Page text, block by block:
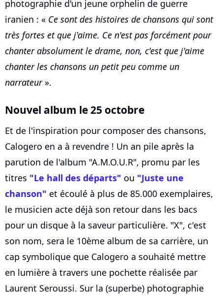
photographie d'un jeune orphelin de guerre
iranien : « Ce sont des histoires de chansons qui sont
très fortes et que j'aime. Ce n'est pas forcément pour
chanter absolument le drame, non, c'est que j'aime
chanter les chansons un petit peu comme un
narrateur».
Nouvel album le 25 octobre
Et de l'inspiration pour composer des chansons,
Calogero en a à revendre ! Un an pile après la
parution de l'album "A.M.O.U.R", promu par les
titres "Le hall des départs" ou "Juste une
chanson" et écoulé à plus de 85.000 exemplaires,
le musicien acte déjà son retour dans les bacs
pour un disque à la saveur particulière. "X", c'est
son nom, sera le 10ème album de sa carrière, un
cap symbolique que Calogero a souhaité mettre
en lumière à travers une pochette réalisée par
Laurent Seroussi. Sur la (superbe) photographie